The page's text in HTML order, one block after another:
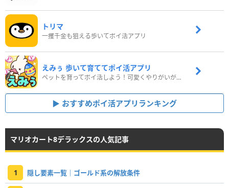
トリマ
一攫千金も狙える歩いてポイ活アプリ
えみぅ 歩いて育ててポイ活アプリ
ペットを育ってポイ活しよう！可愛くやりがいがある新感覚アプリ
おすすめポイ活アプリランキング
マリオカート8デラックスの人気記事
1 隠し要素一覧｜ゴールド系の解放条件